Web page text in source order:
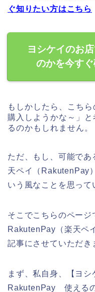
ぐ知りたい方はこちら
ヨシケイのお
のかを今す
もしかしたら、こち
購入しようかな～」
るのかもしれません。
ただ、もし、可能で
天ペイ（RakutenPay
いう風なことを思って
そこでこちらのペー
RakutenPay（楽天ペ
記事にさせていただき
まず、私自身、【ヨ
RakutenPay 使える